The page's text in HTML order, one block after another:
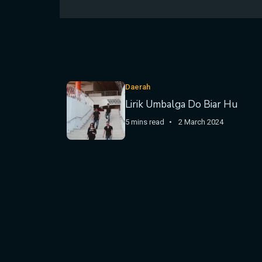
Daerah
Lirik Umbalga Do Biar Hu
5 mins read 2 March 2024